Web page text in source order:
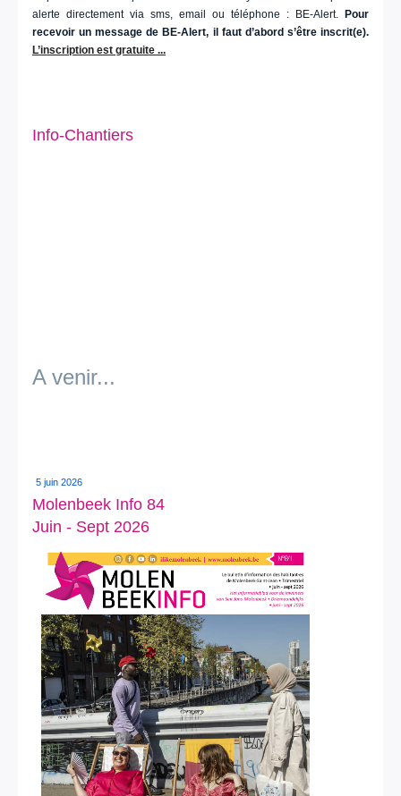
alerte directement via sms, email ou téléphone : BE-Alert.
Pour
recevoir un message de BE-Alert, il faut d’abord s’être inscrit(e).
L’inscription est gratuite ...
Info-Chantiers
A venir...
5 juin 2026
Molenbeek Info 84
Juin - Sept 2026